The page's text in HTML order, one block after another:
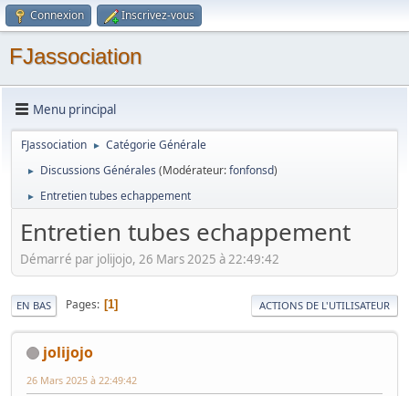
Connexion Inscrivez-vous
FJassociation
Menu principal
FJassociation ► Catégorie Générale
► Discussions Générales (Modérateur:fonfonsd)
► Entretien tubes echappement
Entretien tubes echappement
Démarré par jolijojo, 26 Mars 2025 à 22:49:42
EN BAS Pages 1 ACTIONS DE L'UTILISATEUR
jolijojo
26 Mars 2025 à 22:49:42